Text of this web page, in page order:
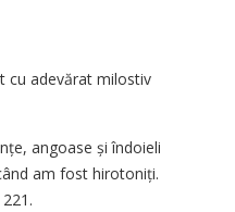
cu adevărat milostiv
angoase și îndoieli
am fost hirotoniți.
221.